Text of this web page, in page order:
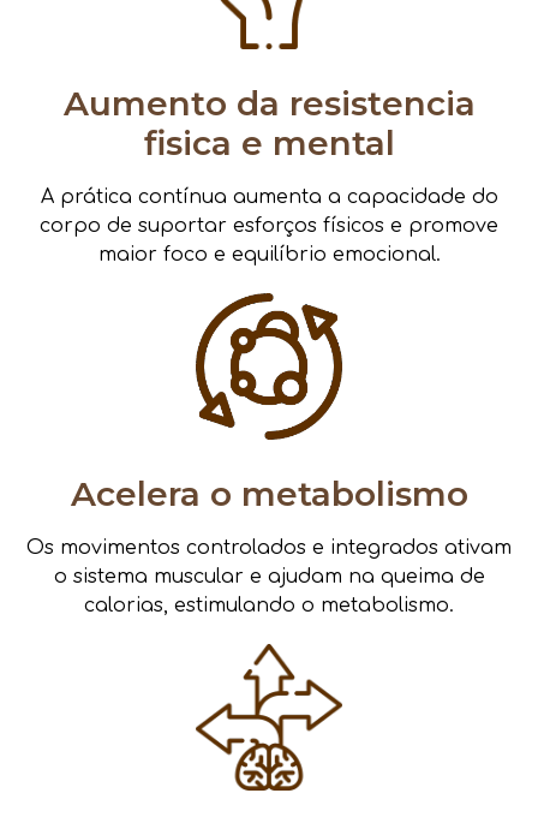
Aumento da resistencia
fisica e mental
A prática contínua aumenta a capacidade do
corpo de suportar esforços físicos e promove
maior foco e equilíbrio emocional.
Acelera o metabolismo
Os movimentos controlados e integrados ativam
o sistema muscular e ajudam na queima de
calorias, estimulando o metabolismo.